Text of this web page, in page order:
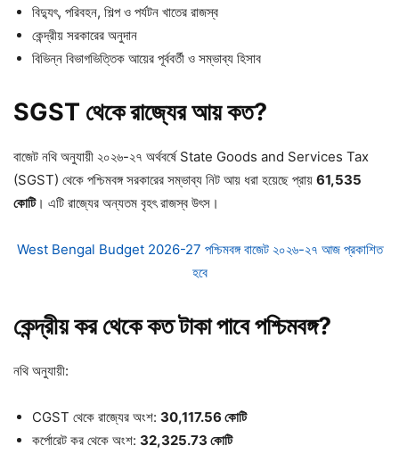
বিদ্যুৎ, পরিবহন, শিল্প ও পর্যটন খাতের রাজস্ব
কেন্দ্রীয় সরকারের অনুদান
বিভিন্ন বিভাগভিত্তিক আয়ের পূর্ববর্তী ও সম্ভাব্য হিসাব
SGST থেকে রাজ্যের আয় কত?
বাজেট নথি অনুযায়ী ২০২৬-২৭ অর্থবর্ষে State Goods and Services Tax
(SGST) থেকে পশ্চিমবঙ্গ সরকারের সম্ভাব্য নিট আয় ধরা হয়েছে প্রায় 61,535
কোটি। এটি রাজ্যের অন্যতম বৃহৎ রাজস্ব উৎস।
West Bengal Budget 2026-27 পশ্চিমবঙ্গ বাজেট ২০২৬-২৭ আজ প্রকাশিত
হবে
কেন্দ্রীয় কর থেকে কত টাকা পাবে পশ্চিমবঙ্গ?
নথি অনুযায়ী:
CGST থেকে রাজ্যের অংশ: 30,117.56 কোটি
কর্পোরেট কর থেকে অংশ: 32,325.73 কোটি